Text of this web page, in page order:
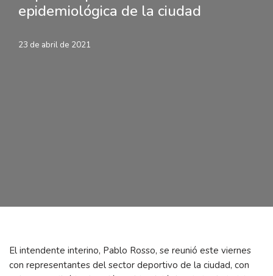
epidemiológica de la ciudad
23 de abril de 2021
El intendente interino, Pablo Rosso, se reunió este viernes
con representantes del sector deportivo de la ciudad, con